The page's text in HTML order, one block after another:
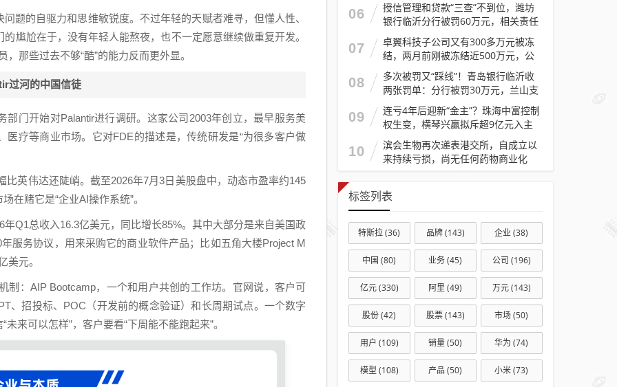
题的自驱力和思维敏锐度。不过年轻的天赋者难寻，但懂人性、
尴尬在于，没有年轻人能熬夜，也不一定愿意继续做重复开发。
那些过去不够“酷”的能力反而更外显。
过河的中国信徒
门开始对Palantir进行调研。这家公司2003年创立，最早服务美
疗等商业市场。它对FDE的描述是，传统研发是“为很多客户做
英伟达还陡峭。截至2026年7月3日美股盘中，动态市盈率约145
在赌它是“企业AI操作系统”。
Q1总收入16.3亿美元，同比增长85%。其中大部分是来自美国政
服务协议，用来采购它的商业软件产品；比如五角大楼Project M
美元。
制：AIP Bootcamp，一个和用户共创的工作坊。官网说，客户可
、招投标、POC（开发前的概念验证）和长周期试点。一个数字
来可以怎样”，客户要看“下周能不能跑起来”。
06
授信管理和贷款“三查”不到位，潍坊
银行临沂分行被罚60万元，相关责任
人被警告
07
卓翼科技子公司又有300多万元被冻
结，两月前刚被冻结近500万元，公
司去年预计亏损至少2.1亿元
08
多次被罚又“踩线”！青岛银行临沂收
两张罚单：分行被罚30万元，兰山支
行被罚30万元
09
连亏4年后迎新“金主”？珠海中富控制
权生变，横琴兴赢拟斥超9亿元入主
10
滨会生物再次递表港交所，自成立以
来持续亏损，尚无任何药物商业化
标签列表
特斯拉(36) 品牌(143) 企业(38)
中国 (80) 业务(45) 公司 (196)
亿元(330) 阿里 (49) 万元(143)
股份(42) 股票(143) 市场(50)
用户 (109) 销量(50) 华为 (74)
模型 (108) 产品 (50) 小米(73)